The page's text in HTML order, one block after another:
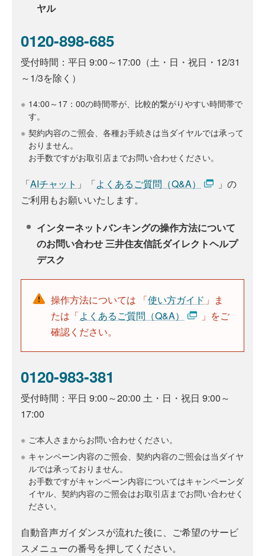
ヤル
0120-898-685
受付時間：平日 9:00～17:00（土・日・祝日・12/31
～1/3を除く）
※ 14:00～17：00の時間帯が、比較的繋がりやすい時間帯で
す。
※ 契約内容のご照会、各種お手続きは当ダイヤルでは承って
おりません。
お手数ですがお取引店までお問い合わせください。
「AIチャット 」「よくあるご質問（Q&A）
」の
ご利用もお願いいたします。
インターネットバンキングの操作方法について
のお問い合わせ 三井住友信託ダイレクトヘルプ
デスク
操作方法については 「使い方ガイド 」ま
たは「よくあるご質問（Q&A）
」をご
確認ください。
0120-983-381
受付時間：平日 9:00～20:00 土・日・祝日 9:00～
17:00
※ ご本人さまからお問い合わせください。
※ キャンペーン内容のご照会、契約内容のご照会は当ダイヤ
ルでは承っておりません。
お手数ですがキャンペーン内容についてはキャンペーンダ
イヤル、契約内容のご照会はお取引店までお問い合わせく
ださい。
自動音声ガイダンスが流れた後に、ご希望のサービ
スメニューの番号を押してください。